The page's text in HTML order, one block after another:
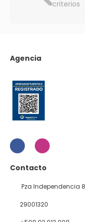
criterios
Agencia
Contacto
Pza Independencia
29001320